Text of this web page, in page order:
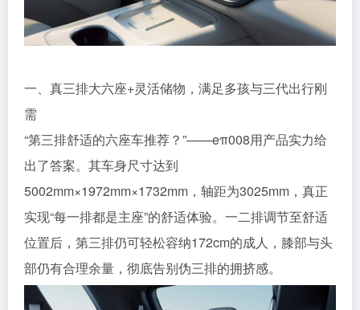
一、真三排大六座+灵活储物，满足多孩与三代出行刚
需
“第三排舒适的六座车推荐？”——eπ008用产品实力给
出了答案。其车身尺寸达到
5002mm×1972mm×1732mm，轴距为3025mm，真正
实现“每一排都是主座”的舒适体验。一二排调节至舒适
位置后，第三排仍可轻松容纳172cm的成人，膝部与头
部仍有合理余量，彻底告别伪三排的拥挤感。